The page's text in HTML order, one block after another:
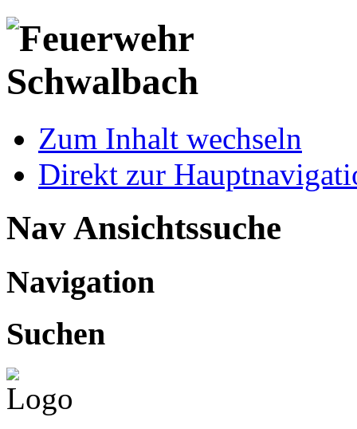
Zum Inhalt wechseln
Direkt zur
Nav Ansichtssuche
Navigation
Suchen